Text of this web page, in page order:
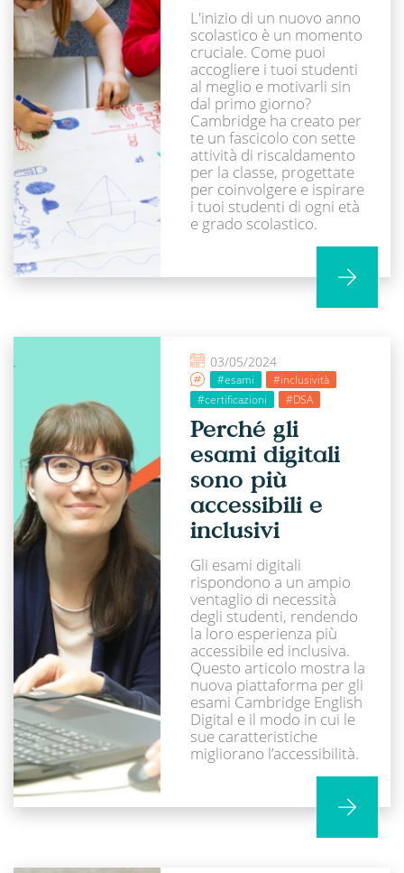
L'inizio di un nuovo anno
scolastico è un momento
cruciale. Come puoi
accogliere i tuoi studenti
al meglio e motivarli sin
dal primo giorno?
Cambridge ha creato per
te un fascicolo con sette
attività di riscaldamento
per la classe, progettate
per coinvolgere e ispirare
i tuoi studenti di ogni età
e grado scolastico.
03/05/2024
#esami
#inclusività
#certificazioni
#DSA
Perché gli
esami digitali
sono più
accessibili e
inclusivi
Gli esami digitali
rispondono a un ampio
ventaglio di necessità
degli studenti, rendendo
la loro esperienza più
accessibile ed inclusiva.
Questo articolo mostra la
nuova piattaforma per gli
esami Cambridge English
Digital e il modo in cui le
sue caratteristiche
migliorano l’accessibilità.